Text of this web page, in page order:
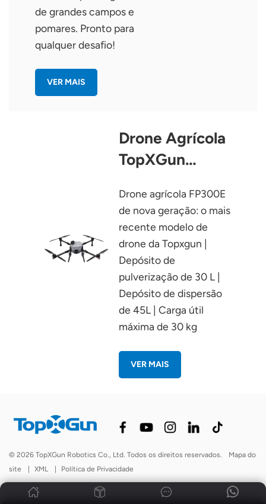
de grandes campos e
pomares. Pronto para
qualquer desafio!
VER MAIS
Drone Agrícola
TopXGun
Drone agrícola FP300E
de nova geração: o mais
recente modelo de
drone da Topxgun |
Depósito de
pulverização de 30 L |
Depósito de dispersão
de 45L | Carga útil
máxima de 30 kg
VER MAIS
© 2026 TopXGun Robotics Co., Ltd. Todos os direitos reservados.
Mapa do
site
| XML | Política de Privacidade